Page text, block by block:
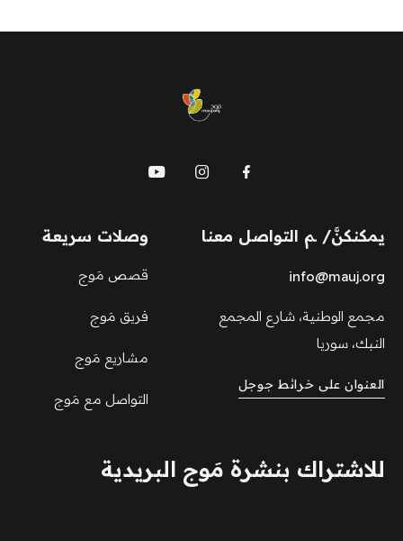
mauj
يمكنكنَّ/ ـم التواصل معنا
info@mauj.org
مجمع الوطنية، شارع المجمع
النبك، سوريا
العنوان على خرائط جوجل
وصلات سريعة
قصص مَوج
فريق مَوج
مشاريع مَوج
التواصل مع مَوج
للاشتراك بنشرة مَوج البريدية